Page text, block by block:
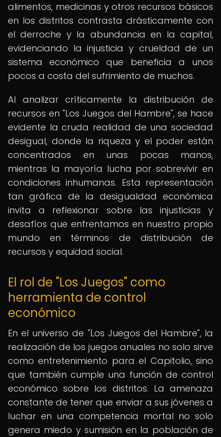
alimentos, medicinas y otros recursos básicos
en los distritos contrasta drásticamente con
el derroche y la abundancia en la capital,
evidenciando la injusticia y crueldad de un
sistema económico que beneficia a unos
pocos a costa del sufrimiento de muchos.
Al analizar críticamente la distribución de
recursos en "Los Juegos del Hambre", se hace
evidente la cruda realidad de una sociedad
desigual, donde la riqueza y el poder están
concentrados en unas pocas manos,
mientras la mayoría lucha por sobrevivir en
condiciones inhumanas. Esta representación
tan gráfica de la desigualdad económica
invita a reflexionar sobre las injusticias y
desafíos que enfrentamos en nuestro propio
mundo en términos de distribución de
recursos y equidad social.
El rol de "Los Juegos" como
herramienta de control
económico
En el universo de "Los Juegos del Hambre", la
realización de los juegos anuales no solo sirve
como entretenimiento para el Capitolio, sino
que también cumple una función de control
económico sobre los distritos. La amenaza
constante de tener que enviar a sus jóvenes a
luchar en una competencia mortal no solo
genera miedo y sumisión en la población de